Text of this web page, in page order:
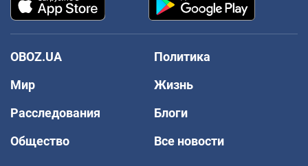
OBOZ.UA
Политика
Мир
Жизнь
Расследования
Блоги
Общество
Все новости